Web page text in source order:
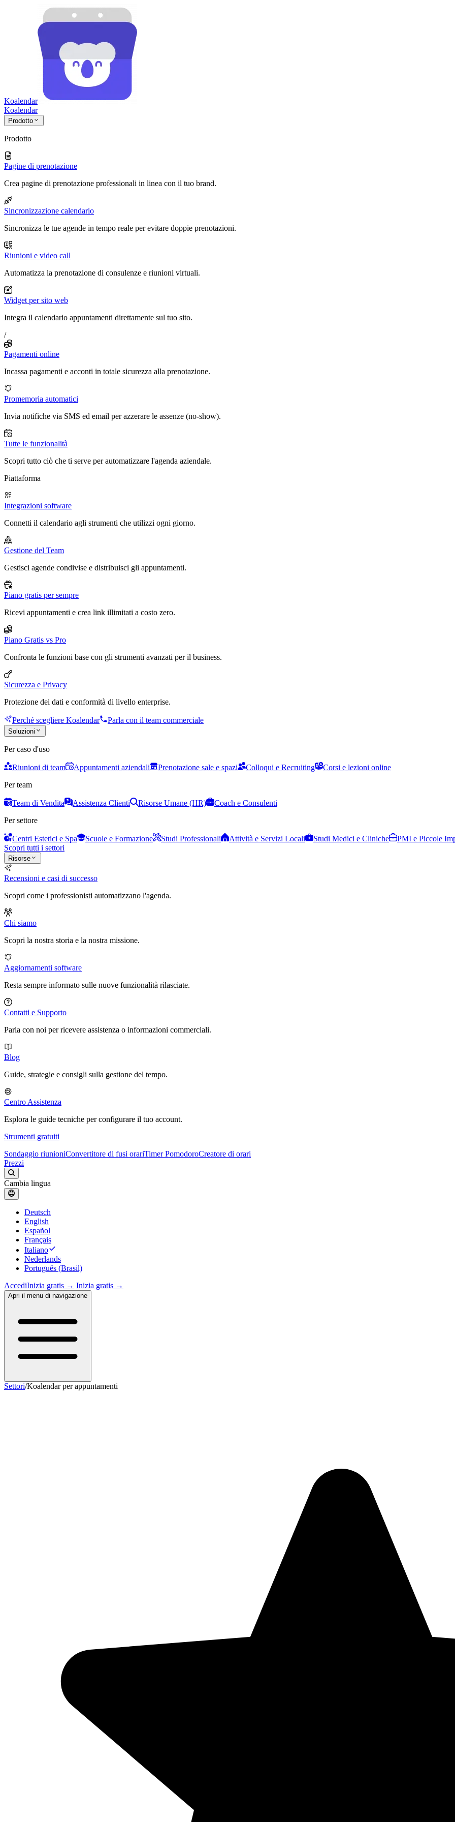
Koalendar
Koalendar
Prodotto
Prodotto
Pagine di prenotazione
Crea pagine di prenotazione professionali in linea con il tuo brand.
Sincronizzazione calendario
Sincronizza le tue agende in tempo reale per evitare doppie prenotazioni.
Riunioni e video call
Automatizza la prenotazione di consulenze e riunioni virtuali.
Widget per sito web
Integra il calendario appuntamenti direttamente sul tuo sito.
/
Pagamenti online
Incassa pagamenti e acconti in totale sicurezza alla prenotazione.
Promemoria automatici
Invia notifiche via SMS ed email per azzerare le assenze (no-show).
Tutte le funzionalità
Scopri tutto ciò che ti serve per automatizzare l'agenda aziendale.
Piattaforma
Integrazioni software
Connetti il calendario agli strumenti che utilizzi ogni giorno.
Gestione del Team
Gestisci agende condivise e distribuisci gli appuntamenti.
Piano gratis per sempre
Ricevi appuntamenti e crea link illimitati a costo zero.
Piano Gratis vs Pro
Confronta le funzioni base con gli strumenti avanzati per il business.
Sicurezza e Privacy
Protezione dei dati e conformità di livello enterprise.
Perché scegliere Koalendar Parla con il team commerciale
Soluzioni
Per caso d'uso
Riunioni di team Appuntamenti aziendali Prenotazione sale e spazi Colloqui e Recruiting
Corsi e lezioni online
Per team
Team di Vendita Assistenza Clienti Risorse Umane (HR)
Coach e Consulenti
Per settore
Centri Estetici e Spa Scuole e Formazione Studi Professionali Attività e Servizi Locali Studi Medici e Cliniche
PMI e Piccole
Scopri tutti i settori
Risorse
Recensioni e casi di successo
Scopri come i professionisti automatizzano l'agenda.
Chi siamo
Scopri la nostra storia e la nostra missione.
Aggiornamenti software
Resta sempre informato sulle nuove funzionalità rilasciate.
Contatti e Supporto
Parla con noi per ricevere assistenza o informazioni commerciali.
Blog
Guide, strategie e consigli sulla gestione del tempo.
Centro Assistenza
Esplora le guide tecniche per configurare il tuo account.
Strumenti gratuiti
Sondaggio riunioniConvertitore di fusi orariTimer PomodoroCreatore di orari
Prezzi
Cambia lingua
Deutsch
English
Español
Français
Italiano
Nederlands
Português (Brasil)
AccediInizia gratis → Inizia gratis →
Apri il menu di navigazione
Settori/Koalendar per appuntamenti